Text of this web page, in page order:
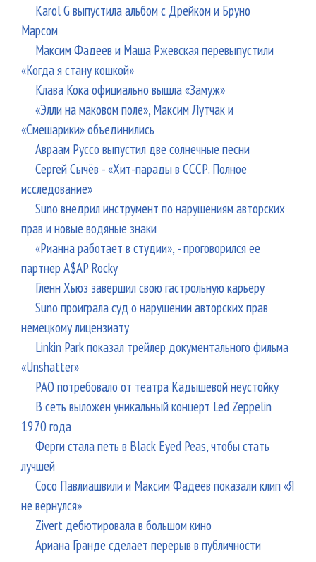
Karol G выпустила альбом с Дрейком и Бруно
Марсом
Максим Фадеев и Маша Ржевская перевыпустили
«Когда я стану кошкой»
Клава Кока официально вышла «Замуж»
«Элли на маковом поле», Максим Лутчак и
«Смешарики» объединились
Авраам Руссо выпустил две солнечные песни
Сергей Сычёв - «Хит-парады в СССР. Полное
исследование»
Suno внедрил инструмент по нарушениям авторских
прав и новые водяные знаки
«Рианна работает в студии», - проговорился ее
партнер A$AP Rocky
Гленн Хьюз завершил свою гастрольную карьеру
Suno проиграла суд о нарушении авторских прав
немецкому лицензиату
Linkin Park показал трейлер документального фильма
«Unshatter»
РАО потребовало от театра Кадышевой неустойку
В сеть выложен уникальный концерт Led Zeppelin
1970 года
Ферги стала петь в Black Eyed Peas, чтобы стать
лучшей
Сосо Павлиашвили и Максим Фадеев показали клип «Я
не вернулся»
Zivert дебютировала в большом кино
Ариана Гранде сделает перерыв в публичности